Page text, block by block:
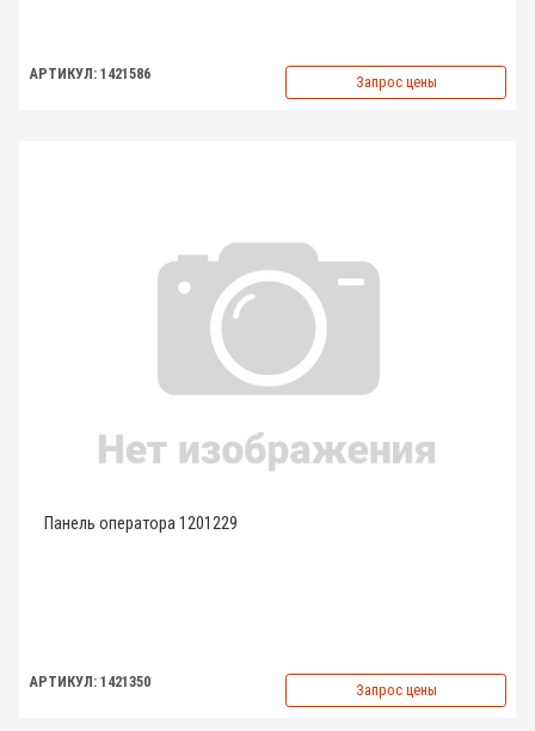
АРТИКУЛ: 1421586 Запрос цены
Панель оператора 1201229
АРТИКУЛ: 1421350 Запрос цены